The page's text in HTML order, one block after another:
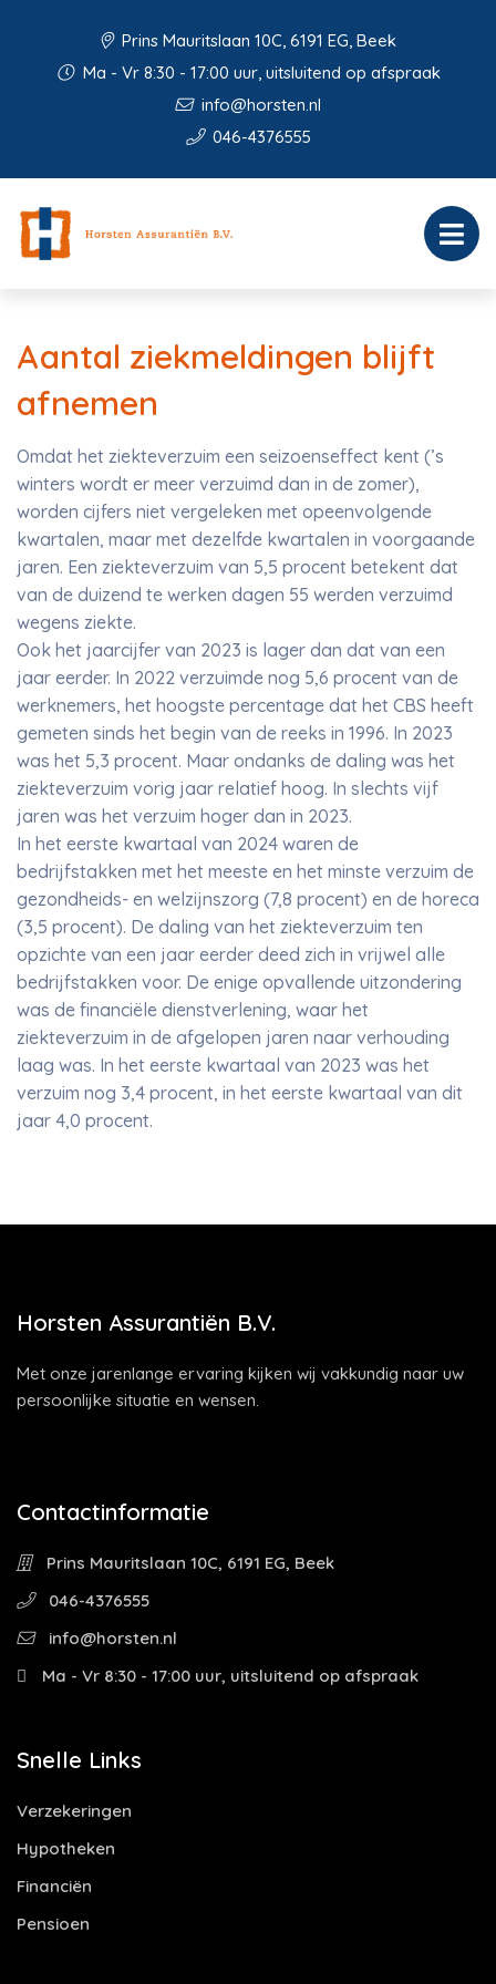
Prins Mauritslaan 10C, 6191 EG, Beek
Ma - Vr 8:30 - 17:00 uur, uitsluitend op afspraak
info@horsten.nl
046-4376555
Aantal ziekmeldingen blijft
afnemen
Omdat het ziekteverzuim een seizoenseffect kent (’s
winters wordt er meer verzuimd dan in de zomer),
worden cijfers niet vergeleken met opeenvolgende
kwartalen, maar met dezelfde kwartalen in voorgaande
jaren. Een ziekteverzuim van 5,5 procent betekent dat
van de duizend te werken dagen 55 werden verzuimd
wegens ziekte.
Ook het jaarcijfer van 2023 is lager dan dat van een
jaar eerder. In 2022 verzuimde nog 5,6 procent van de
werknemers, het hoogste percentage dat het CBS heeft
gemeten sinds het begin van de reeks in 1996. In 2023
was het 5,3 procent. Maar ondanks de daling was het
ziekteverzuim vorig jaar relatief hoog. In slechts vijf
jaren was het verzuim hoger dan in 2023.
In het eerste kwartaal van 2024 waren de
bedrijfstakken met het meeste en het minste verzuim de
gezondheids- en welzijnszorg (7,8 procent) en de horeca
(3,5 procent). De daling van het ziekteverzuim ten
opzichte van een jaar eerder deed zich in vrijwel alle
bedrijfstakken voor. De enige opvallende uitzondering
was de financiële dienstverlening, waar het
ziekteverzuim in de afgelopen jaren naar verhouding
laag was. In het eerste kwartaal van 2023 was het
verzuim nog 3,4 procent, in het eerste kwartaal van dit
jaar 4,0 procent.
Horsten Assurantiën B.V.
Met onze jarenlange ervaring kijken wij vakkundig naar uw
persoonlijke situatie en wensen.
Contactinformatie
Prins Mauritslaan 10C, 6191 EG, Beek
046-4376555
info@horsten.nl
Ma - Vr 8:30 - 17:00 uur, uitsluitend op afspraak
Snelle Links
Verzekeringen
Hypotheken
Financiën
Pensioen